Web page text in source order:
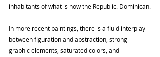
inhabitants of what is now the Republic. Dominican.
In more recent paintings, there is a fluid interplay
between figuration and abstraction, strong
graphic elements, saturated colors, and